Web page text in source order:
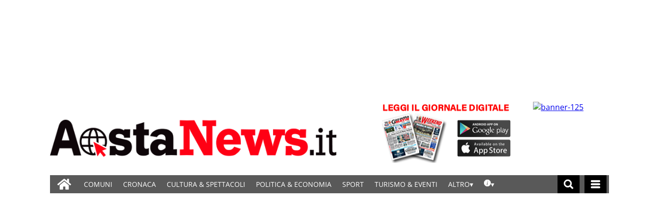
COMUNI CRONACA CULTURA & SPETTACOLI POLITICA & ECONOMIA SPORT TURISMO & EVENTI ALTRO